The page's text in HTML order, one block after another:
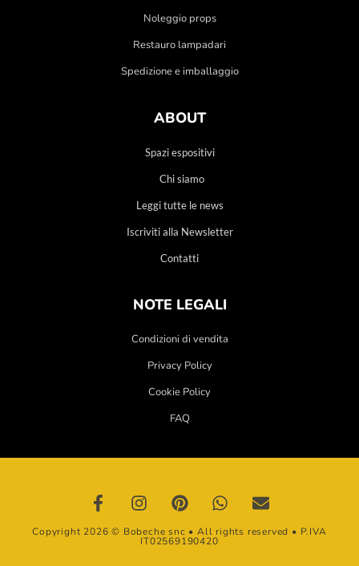
Noleggio props
Restauro lampadari
Spedizione e imballaggio
ABOUT
Spazi espositivi
Chi siamo
Leggi tutte le news
Iscriviti alla Newsletter
Contatti
NOTE LEGALI
Condizioni di vendita
Privacy Policy
Cookie Policy
FAQ
Copyright 2026 © Bobeche snc • All rights reserved • P.IVA
IT02569190420